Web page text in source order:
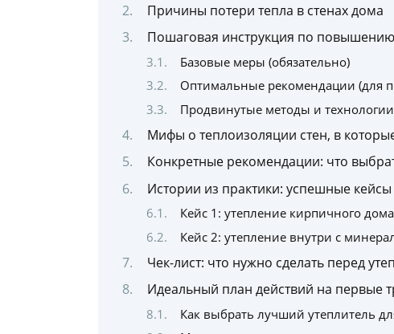
Причины потери тепла в стенах дома
Пошаговая инструкция по
Базовые меры (обязательно)
Оптимальные рекомендации (для
Продвинутые методы и технологии
Мифы о теплоизоляции стен, в
Конкретные рекомендации: что
Истории из практики: успешные кейсы
Кейс 1: утепление кирпичного
Кейс 2: утепление внутри с
Чек-лист: что нужно сделать перед
Идеальный план действий на первые
Как выбрать лучший утеплитель